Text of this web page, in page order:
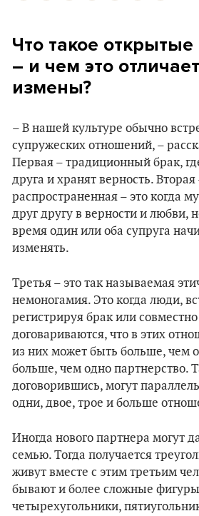
Что такое
– и чем это
измены?
– В нашей культуре обычно
супружеских отношений, –
Первая – традиционный брак,
друга и хранят верность.
распространенная – это когда
друг другу в верности и любви,
время один или оба супруга
изменять.
Третья – это так называемая
немоногамия. Это когда люди,
регистрируя брак или
договариваются, что в этих
из них может быть больше, чем
больше, чем одно партнерство.
договорившись, могут
одни, двое, трое и больше
Иногда нового партнера могут
семью. Тогда получается
живут вместе с этим третьим
бывают и более сложные
четырехугольники,